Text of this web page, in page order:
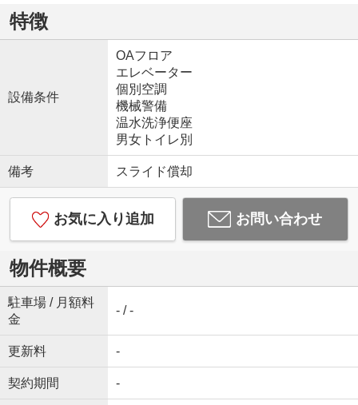
特徴
設備条件
OAフロア
エレベーター
個別空調
機械警備
温水洗浄便座
男女トイレ別
備考 スライド償却
お気に入り追加 お問い合わせ
物件概要
駐車場 / 月額料
金
- / -
更新料 -
契約期間 -